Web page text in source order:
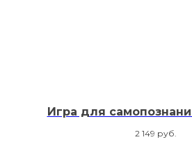
Игра для
2 149 руб.